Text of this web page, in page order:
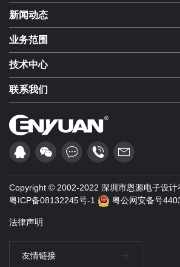
新闻动态
业务范围
技术中心
联系我们
Copyright © 2002-2022 深圳市恩源电子设计
粤ICP备08132245号-1
粤公网安备号
法律声明
友情链接